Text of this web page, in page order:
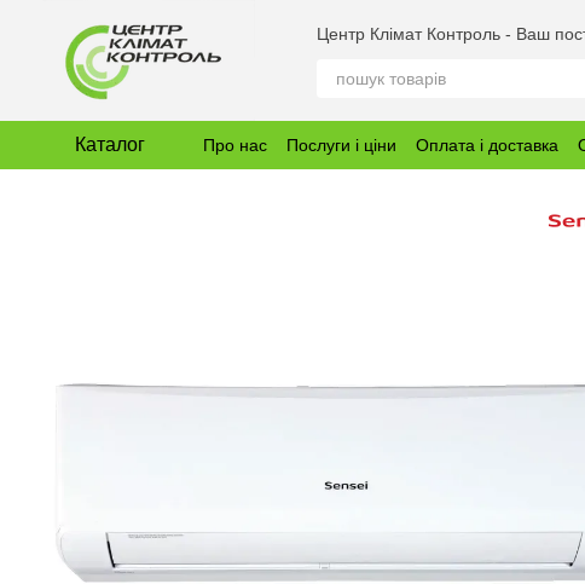
Центр Клімат Контроль - Ваш
Каталог Про нас Послуги і ціни Оплата і доставка